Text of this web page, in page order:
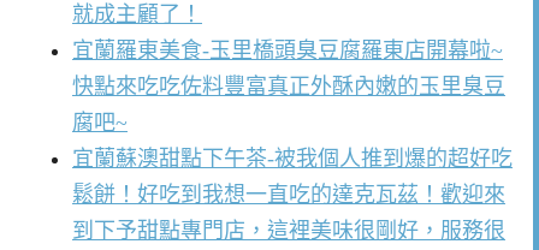
就成主顧了！
宜蘭羅東美食-玉里橋頭臭豆腐羅東店開幕啦~
快點來吃吃佐料豐富真正外酥內嫩的玉里臭豆
腐吧~
宜蘭蘇澳甜點下午茶-被我個人推到爆的超好吃
鬆餅！好吃到我想一直吃的達克瓦茲！歡迎來
到下予甜點專門店，這裡美味很剛好，服務很